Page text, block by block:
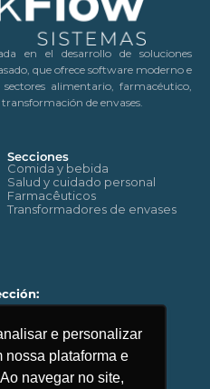
e personalizar
nossa plataforma e
navegar no site,
en el desarrollo de soluciones
que ofrece software moderno e
alimentario, farmacéutico,
de envases.
Secciones
Comida y bebida
Salud y cuidado personal
Farmacêuticos
Transformadores de envases
- Blumenau
Brasil